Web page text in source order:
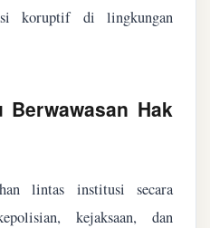
koruptif di lingkungan
Hak
lintas institusi secara
kejaksaan, dan